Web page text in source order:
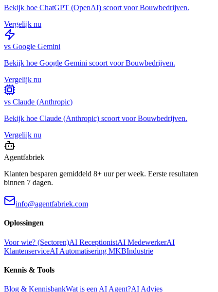
Bekijk hoe ChatGPT (OpenAI) scoort voorBouwbedrijven.
Vergelijk nu
vs Google Gemini
Bekijk hoe Google Gemini scoort voorBouwbedrijven.
Vergelijk nu
vs Claude (Anthropic)
Bekijk hoe Claude (Anthropic) scoort voorBouwbedrijven.
Vergelijk nu
Agentfabriek
Klanten besparen gemiddeld 8+ uur per week. Eerste resultaten
binnen 7 dagen.
info@agentfabriek.com
Oplossingen
Voor wie? (Sectoren)AI ReceptionistAI MedewerkerAI
KlantenserviceAI Automatisering MKBIndustrie
Kennis & Tools
Blog & KennisbankWat is een AI Agent?AI Advies